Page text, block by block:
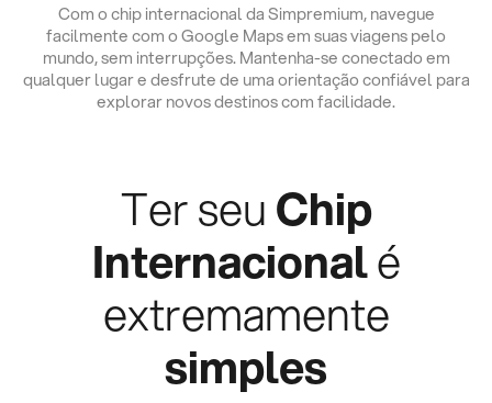
Com o chip internacional da Simpremium, navegue
facilmente com o Google Maps em suas viagens pelo
mundo, sem interrupções. Mantenha-se conectado em
qualquer lugar e desfrute de uma orientação confiável para
explorar novos destinos com facilidade.
Ter seuChip
Internacionalé
extremamente
simples